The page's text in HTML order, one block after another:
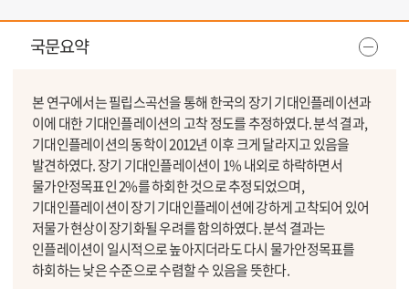
국문요약
본 연구에서는 필립스곡선을 통해 한국의 장기 기대인플레이션과
이에 대한 기대인플레이션의 고착 정도를 추정하였다. 분석 결과,
기대인플레이션의 동학이 2012년 이후 크게 달라지고 있음을
발견하였다. 장기 기대인플레이션이 1% 내외로 하락하면서
물가안정목표인 2%를 하회한 것으로 추정되었으며,
기대인플레이션이 장기 기대인플레이션에 강하게 고착되어 있어
저물가 현상이 장기화될 우려를 함의하였다. 분석 결과는
인플레이션이 일시적으로 높아지더라도 다시 물가안정목표를
하회하는 낮은 수준으로 수렴할 수 있음을 뜻한다.